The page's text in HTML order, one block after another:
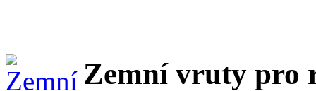
Zemní vruty pro